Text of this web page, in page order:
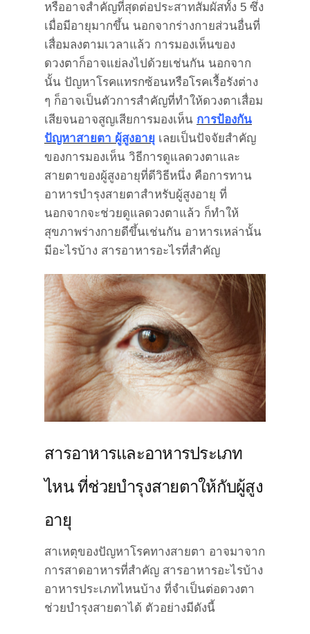
หรืออาจสำคัญที่สุดต่อประสาทสัมผัสทั้ง 5 ซึ่ง
เมื่อมีอายุมากขึ้น นอกจากร่างกายส่วนอื่นที่
เสื่อมลงตามเวลาแล้ว การมองเห็นของ
ดวงตาก็อาจแย่ลงไปด้วยเช่นกัน นอกจาก
นั้น ปัญหาโรคแทรกซ้อนหรือโรคเรื้อรังต่าง
ๆ ก็อาจเป็นตัวการสำคัญที่ทำให้ดวงตาเสื่อม
เสียจนอาจสูญเสียการมองเห็น การป้องกัน
ปัญหาสายตา ผู้สูงอายุ เลยเป็นปัจจัยสำคัญ
ของการมองเห็น วิธีการดูแลดวงตาและ
สายตาของผู้สูงอายุที่ดีวิธีหนึ่ง คือการทาน
อาหารบำรุงสายตาสำหรับผู้สูงอายุ ที่
นอกจากจะช่วยดูแลดวงตาแล้ว ก็ทำให้
สุขภาพร่างกายดีขึ้นเช่นกัน อาหารเหล่านั้น
มีอะไรบ้าง สารอาหารอะไรที่สำคัญ
สารอาหารและอาหารประเภท
ไหน ที่ช่วยบำรุงสายตาให้กับผู้สูง
อายุ
สาเหตุของปัญหาโรคทางสายตา อาจมาจาก
การสาดอาหารที่สำคัญ สารอาหารอะไรบ้าง
อาหารประเภทไหนบ้าง ที่จำเป็นต่อดวงตา
ช่วยบำรุงสายตาได้ ตัวอย่างมีดังนี้